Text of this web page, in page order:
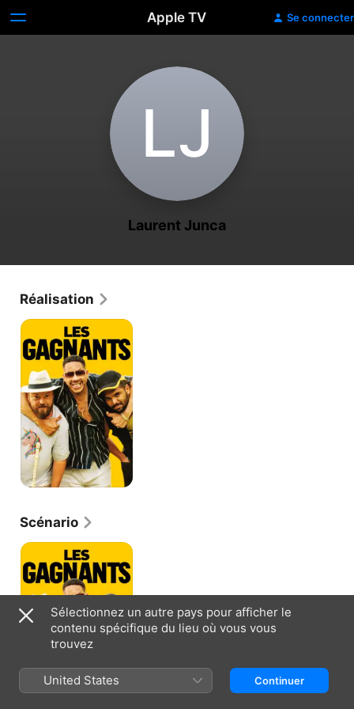
Apple TV Se connecter
L‌J
Laurent Junca
Réalisation
Les
gagnants
Scénario
Les
gagnants
Sélectionnez un autre pays pour afficher le
contenu spécifique du lieu où vous vous
trouvez
United States Continuer